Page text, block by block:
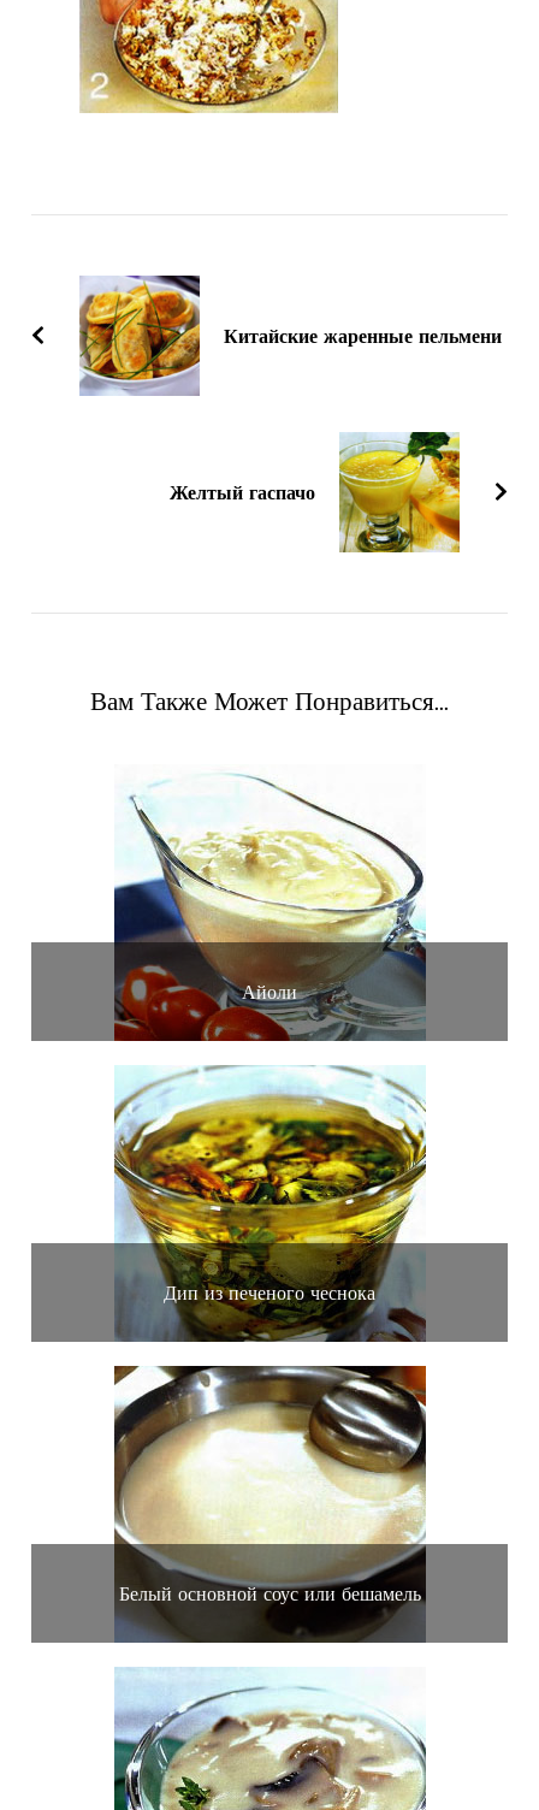
записям
Китайские жаренные пельмени
Желтый гаспачо
Вам Также Может Понравиться...
Айоли
Дип из печеного чеснока
Белый основной соус или бешамель